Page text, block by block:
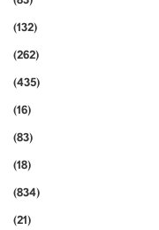
(132)
(262)
(435)
(16)
(83)
(18)
(834)
(21)